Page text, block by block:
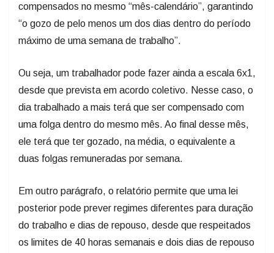
compensados no mesmo “mês-calendário”, garantindo
“o gozo de pelo menos um dos dias dentro do período
máximo de uma semana de trabalho”.
Ou seja, um trabalhador pode fazer ainda a escala 6x1,
desde que prevista em acordo coletivo. Nesse caso, o
dia trabalhado a mais terá que ser compensado com
uma folga dentro do mesmo mês. Ao final desse mês,
ele terá que ter gozado, na média, o equivalente a
duas folgas remuneradas por semana.
Em outro parágrafo, o relatório permite que uma lei
posterior pode prever regimes diferentes para duração
do trabalho e dias de repouso, desde que respeitados
os limites de 40 horas semanais e dois dias de repouso